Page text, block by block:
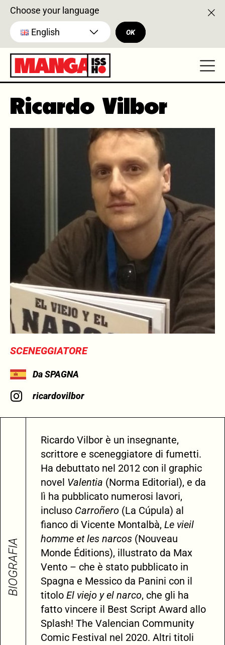
Choose your language
English OK
Ricardo Vilbor
SCENEGGIATORE
Da SPAGNA
ricardovilbor
BIOGRAFIA
Ricardo Vilbor è un insegnante,
scrittore e sceneggiatore di fumetti.
Ha debuttato nel 2012 con il graphic
novel Valentia (Norma Editorial), e da
lì ha pubblicato numerosi lavori,
incluso Carroñero (La Cúpula) al
fianco di Vicente Montalbà, Le vieil
homme et les narcos (Nouveau
Monde Éditions), illustrato da Max
Vento – che è stato pubblicato in
Spagna e Messico da Panini con il
titolo El viejo y el narco, che gli ha
fatto vincere il Best Script Award allo
Splash! The Valencian Community
Comic Festival nel 2020. Altri titoli